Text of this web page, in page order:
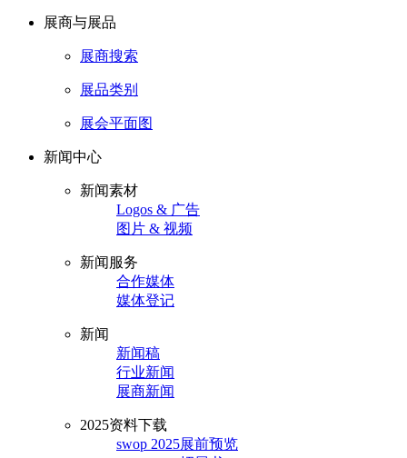
展商与展品
展商搜索
展品类别
展会平面图
新闻中心
新闻素材
Logos & 广告
图片 & 视频
新闻服务
合作媒体
媒体登记
新闻
新闻稿
行业新闻
展商新闻
2025资料下载
swop 2025展前预览